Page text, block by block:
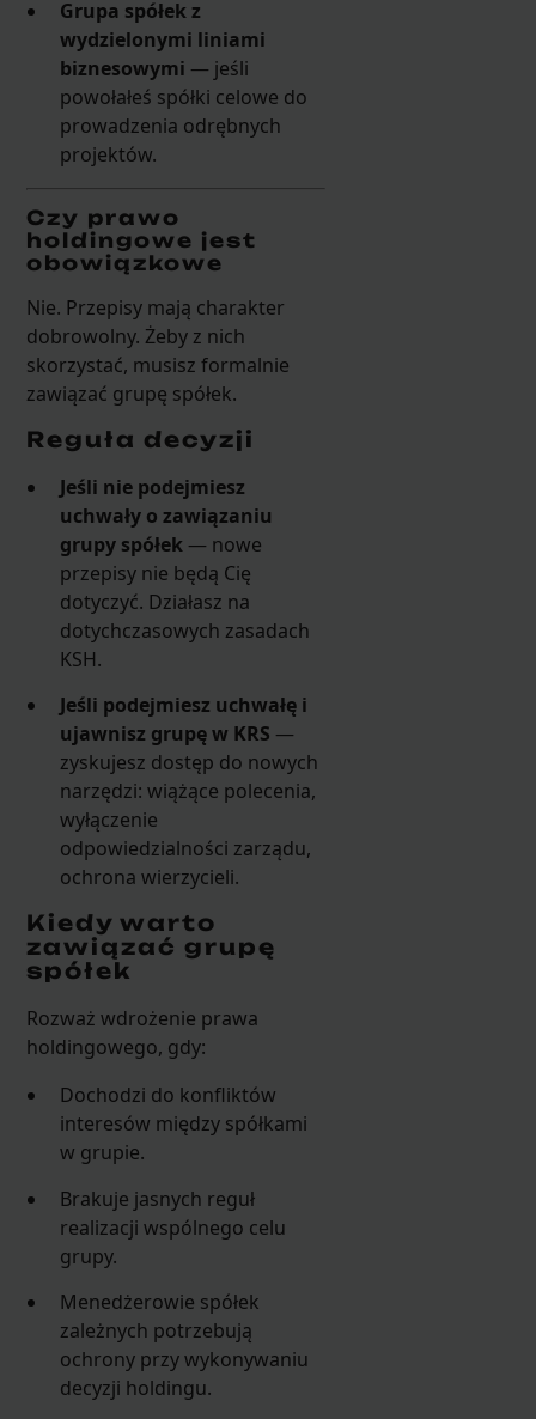
Grupa spółek z
wydzielonymi liniami
biznesowymi — jeśli
powołałeś spółki celowe do
prowadzenia odrębnych
projektów.
Czy prawo
holdingowe jest
obowiązkowe
Nie. Przepisy mają charakter
dobrowolny. Żeby z nich
skorzystać, musisz formalnie
zawiązać grupę spółek.
Reguła decyzji
Jeśli nie podejmiesz
uchwały o zawiązaniu
grupy spółek — nowe
przepisy nie będą Cię
dotyczyć. Działasz na
dotychczasowych zasadach
KSH.
Jeśli podejmiesz uchwałę i
ujawnisz grupę w KRS —
zyskujesz dostęp do nowych
narzędzi: wiążące polecenia,
wyłączenie
odpowiedzialności zarządu,
ochrona wierzycieli.
Kiedy warto
zawiązać grupę
spółek
Rozważ wdrożenie prawa
holdingowego, gdy:
Dochodzi do konfliktów
interesów między spółkami
w grupie.
Brakuje jasnych reguł
realizacji wspólnego celu
grupy.
Menedżerowie spółek
zależnych potrzebują
ochrony przy wykonywaniu
decyzji holdingu.